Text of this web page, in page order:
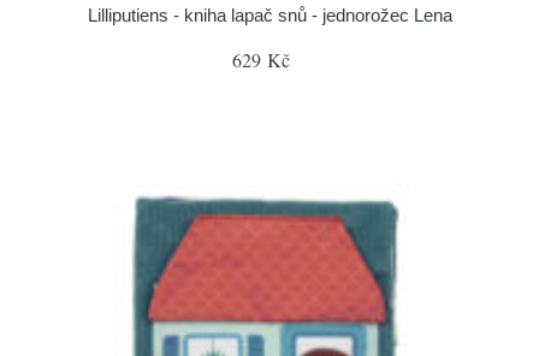
Lilliputiens - kniha lapač snů - jednorožec Lena
629 Kč